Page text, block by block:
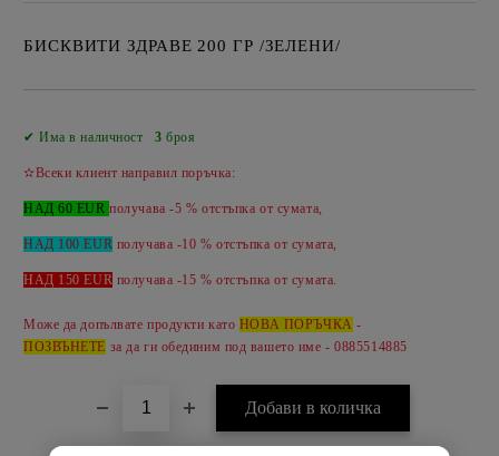
БИСКВИТИ ЗДРАВЕ 200 ГР /ЗЕЛЕНИ/
✔ Има в наличност3 броя
✫Всеки клиент направил поръчка:
НАД 60 EURполучава -5 % отстъпка от сумата,
НАД 100 EUR получава -10 % отстъпка от сумата,
НАД 150 EUR получава -15 %отстъпка от сумата.
Може да допълвате продукти като НОВА ПОРЪЧКА -
ПОЗВЪНЕТЕ за да ги обединим под вашето име - 0885514885